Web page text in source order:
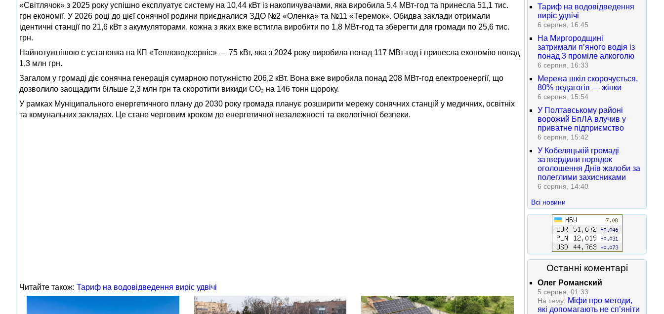
«Світлячок» з 2025 року успішно експлуатує систему на 10,44 кВт із накопичувачами, яка виробила 5,4 МВт-год та принесла 51,1 тис.
грн економії. У 2026 році до цієї сонячної родини приєдналися ЗДО №2 «Оленка» та №11 «Теремок». Обидва заклади отримали
ідентичні станції по 21,6 кВт з акумуляторами, кожна з яких вже встигла виробити по 1,8 МВт-год та зберегти для громади по 25,6 тис.
грн.
Найпотужнішою є установка на КП «Тепловодсервіс» — 75 кВт, яка з 2024 року виробила понад 117 МВт-год і принесла економію понад
1,3 млн грн.
Загалом у громаді діє сонячна генерація сумарною потужністю 206,2 кВт. Вона вже виробила понад 208 МВт-год електроенергії, що
дозволило заощадити більше 2,3 млн грн та скоротити викиди CO₂ на 146 тонн щороку.
У рамках Муніципального енергетичного плану до 2030 року громада планує розширити мережу сонячних станцій у медичних, освітніх
та комунальних закладах. Це стане черговим кроком до енергетичної незалежності та екологічної безпеки.
Читайте також: Тариф на водовідведення виріс удвічі
Тариф на водовідведення
виріс удвічі
6 серпня, 16:45
На Миргородщині
затримали п’яного водія із
понад 3 проміле алкоголю
6 серпня, 16:33
Мережа шкіл скорочується,
80% педагогів — жінки
6 серпня, 15:54
У Полтавському районі
ворожий БпЛА влучив у
приватне підприємство
6 серпня, 15:42
У Кобеляцькій громаді
затвердили порядок
оголошення Днів жалоби за
полеглими захисниками
6 серпня, 14:40
Всі новини
Останні коментарі
Олег Романский
5 серпня, 01:33
На тему: Міфи про методи,
які допомагають не сп’яніти